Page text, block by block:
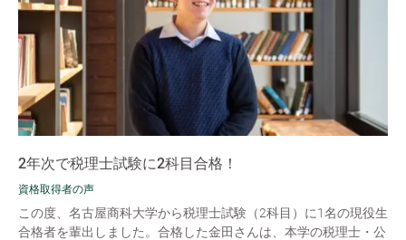
2年次で税理士試験に2科目合格！
資格取得者の声
この度、名古屋商科大学から税理士試験（2科目）に1名の現役生
合格者を輩出しました。合格した金田さんは、本学の税理士・公